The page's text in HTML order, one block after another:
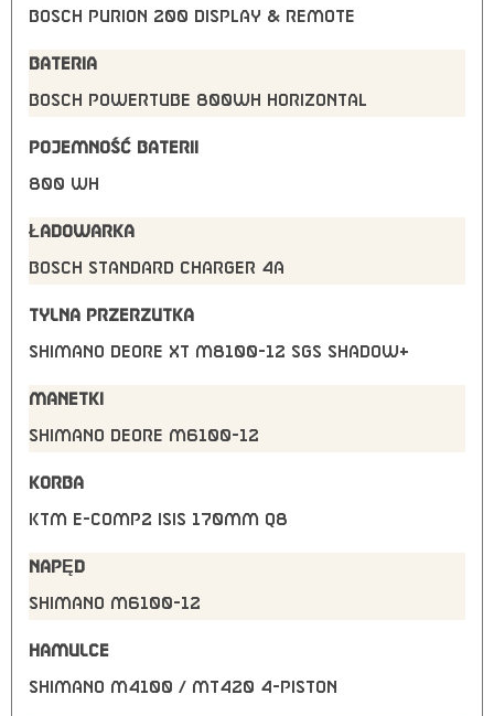
Bosch PURION 200 Display & Remote
BATERIA
Bosch PowerTUBE 800Wh horizontal
POJEMNOŚĆ BATERII
800 Wh
ŁADOWARKA
Bosch STANDARD Charger 4A
TYLNA PRZERZUTKA
Shimano Deore XT M8100-12 SGS shadow+
MANETKI
Shimano Deore M6100-12
KORBA
KTM E-COMP2 ISIS 170mm Q8
NAPĘD
Shimano M6100-12
HAMULCE
Shimano M4100 / MT420 4-Piston